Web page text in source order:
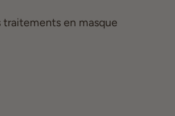
en masque